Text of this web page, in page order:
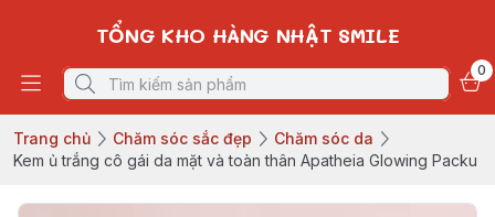
TỔNG KHO HÀNG NHẬT SMILE
0
Trang chủ Chăm sóc sắc đẹp
Chăm sóc da
Kem ủ trắng cô gái da mặt và toàn thân Apatheia Glowing Packu